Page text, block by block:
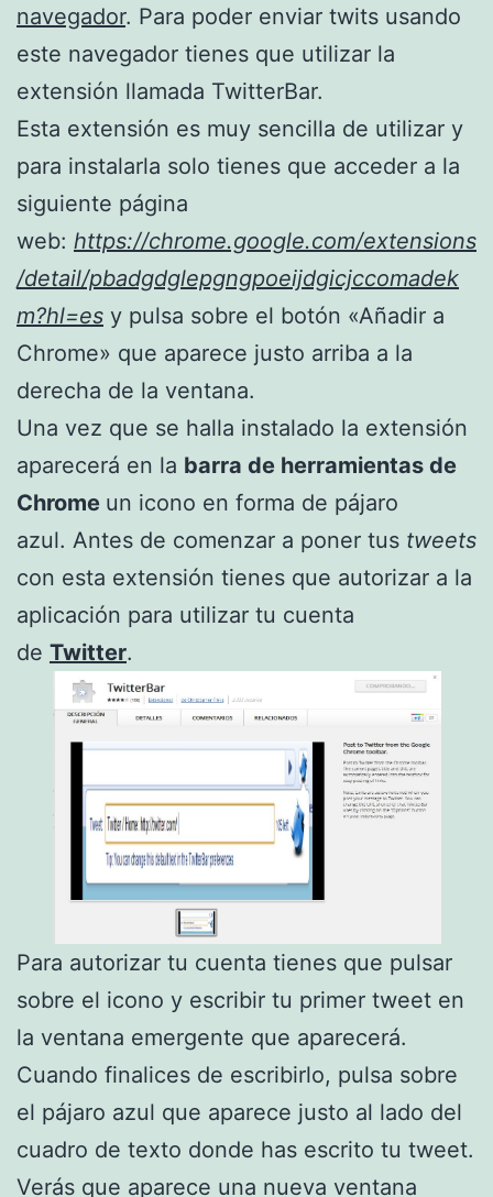
navegador. Para poder enviar twits usando
este navegador tienes que utilizar la
extensión llamada TwitterBar.
Esta extensión es muy sencilla de utilizar y
para instalarla solo tienes que acceder a la
siguiente página
web: https://chrome.google.com/extensions
/detail/pbadgdglepgngpoeijdgicjccomadek
m?hl=es y pulsa sobre el botón «Añadir a
Chrome» que aparece justo arriba a la
derecha de la ventana.
Una vez que se halla instalado la extensión
aparecerá en la barra de herramientas de
Chrome un icono en forma de pájaro
azul. Antes de comenzar a poner tus tweets
con esta extensión tienes que autorizar a la
aplicación para utilizar tu cuenta
de Twitter.
Para autorizar tu cuenta tienes que pulsar
sobre el icono y escribir tu primer tweet en
la ventana emergente que aparecerá.
Cuando finalices de escribirlo, pulsa sobre
el pájaro azul que aparece justo al lado del
cuadro de texto donde has escrito tu tweet.
Verás que aparece una nueva ventana